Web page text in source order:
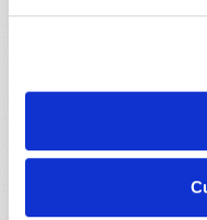
vierge ; cependant, il
entre l’identité de
partout ailleurs dans
réfère à Miriam. En
suggèrent que « la